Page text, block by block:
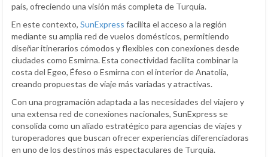
país, ofreciendo una visión más completa de Turquía.
En este contexto, SunExpress facilita el acceso a la región
mediante su amplia red de vuelos domésticos, permitiendo
diseñar itinerarios cómodos y flexibles con conexiones desde
ciudades como Esmirna. Esta conectividad facilita combinar la
costa del Egeo, Éfeso o Esmirna con el interior de Anatolia,
creando propuestas de viaje más variadas y atractivas.
Con una programación adaptada a las necesidades del viajero y
una extensa red de conexiones nacionales, SunExpress se
consolida como un aliado estratégico para agencias de viajes y
turoperadores que buscan ofrecer experiencias diferenciadoras
en uno de los destinos más espectaculares de Turquía.